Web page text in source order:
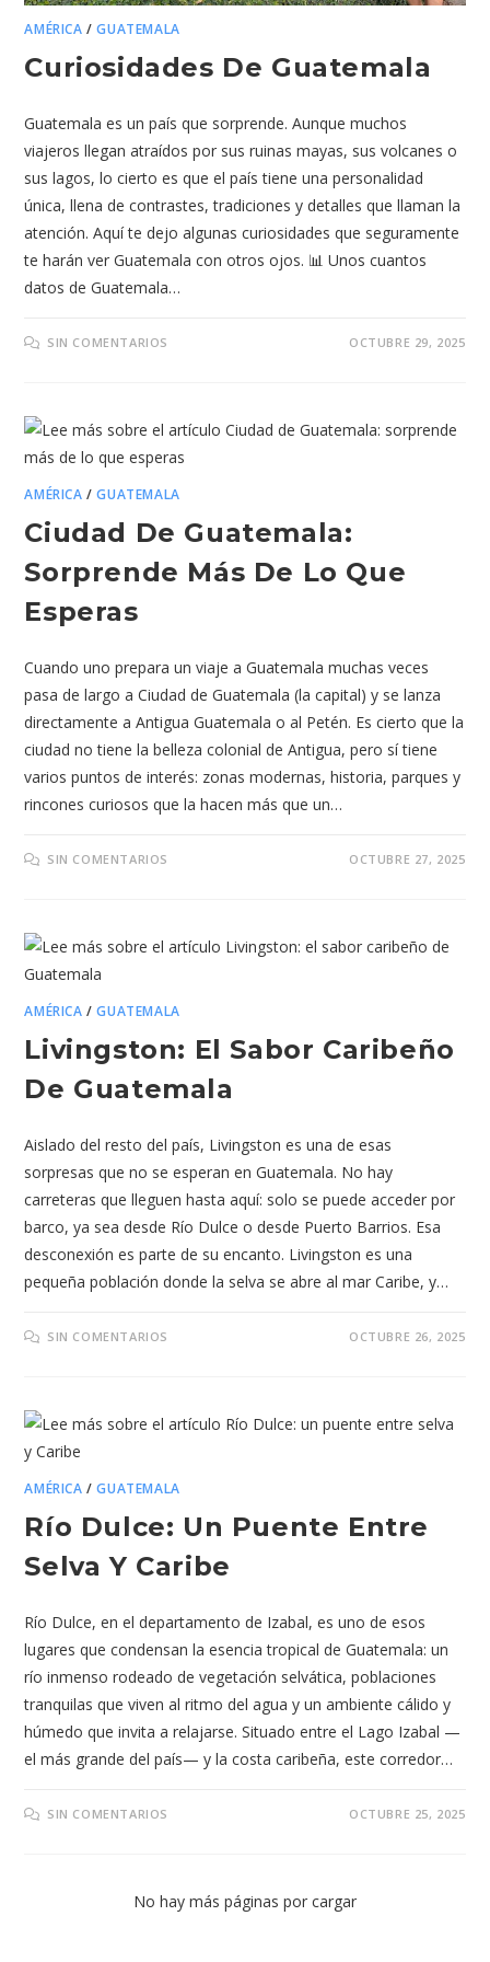
AMÉRICA /GUATEMALA
Curiosidades De Guatemala
Guatemala es un país que sorprende. Aunque muchos
viajeros llegan atraídos por sus ruinas mayas, sus volcanes o
sus lagos, lo cierto es que el país tiene una personalidad
única, llena de contrastes, tradiciones y detalles que llaman la
atención. Aquí te dejo algunas curiosidades que seguramente
te harán ver Guatemala con otros ojos. 📊 Unos cuantos
datos de Guatemala…
SIN COMENTARIOS OCTUBRE 29, 2025
AMÉRICA /GUATEMALA
Ciudad De Guatemala:
Sorprende Más De Lo Que
Esperas
Cuando uno prepara un viaje a Guatemala muchas veces
pasa de largo a Ciudad de Guatemala (la capital) y se lanza
directamente a Antigua Guatemala o al Petén. Es cierto que la
ciudad no tiene la belleza colonial de Antigua, pero sí tiene
varios puntos de interés: zonas modernas, historia, parques y
rincones curiosos que la hacen más que un…
SIN COMENTARIOS OCTUBRE 27, 2025
AMÉRICA /GUATEMALA
Livingston: El Sabor Caribeño
De Guatemala
Aislado del resto del país, Livingston es una de esas
sorpresas que no se esperan en Guatemala. No hay
carreteras que lleguen hasta aquí: solo se puede acceder por
barco, ya sea desde Río Dulce o desde Puerto Barrios. Esa
desconexión es parte de su encanto. Livingston es una
pequeña población donde la selva se abre al mar Caribe, y…
SIN COMENTARIOS OCTUBRE 26, 2025
AMÉRICA /GUATEMALA
Río Dulce: Un Puente Entre
Selva Y Caribe
Río Dulce, en el departamento de Izabal, es uno de esos
lugares que condensan la esencia tropical de Guatemala: un
río inmenso rodeado de vegetación selvática, poblaciones
tranquilas que viven al ritmo del agua y un ambiente cálido y
húmedo que invita a relajarse. Situado entre el Lago Izabal —
el más grande del país— y la costa caribeña, este corredor…
SIN COMENTARIOS OCTUBRE 25, 2025
No hay más páginas por cargar